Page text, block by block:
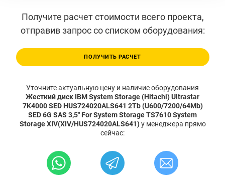
Получите расчет стоимости всего проекта,
отправив запрос со списком оборудования:
ПОЛУЧИТЬ РАСЧЕТ
Уточните актуальную цену и наличие оборудования
Жесткий диск IBM System Storage (Hitachi) Ultrastar
7K4000 SED HUS724020ALS641 2Tb (U600/7200/64Mb)
SED 6G SAS 3,5" For System Storage TS7610 System
Storage XIV(XIV/HUS724020ALS641)у менеджера прямо
сейчас: